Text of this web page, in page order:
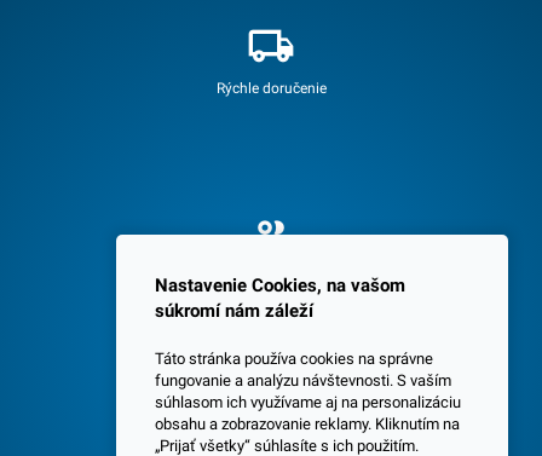
Rýchle doručenie
Spokojných 3600 zákazníkov
Nastavenie Cookies, na vašom
súkromí nám záleží
Táto stránka používa cookies na správne
fungovanie a analýzu návštevnosti. S vaším
súhlasom ich využívame aj na personalizáciu
obsahu a zobrazovanie reklamy. Kliknutím na
„Prijať všetky“ súhlasíte s ich použitím.